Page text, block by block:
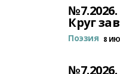
Круг
Поэзия 8